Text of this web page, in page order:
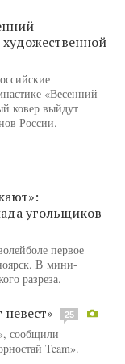
художественной
«Весенний
ковер выйдут
России.
угольщиков
первое
В мини-
разреза.
25
сообщили
Team».